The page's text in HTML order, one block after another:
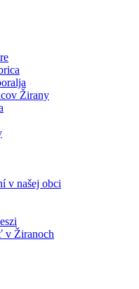
Žirany
v našej obci
v Žiranoch